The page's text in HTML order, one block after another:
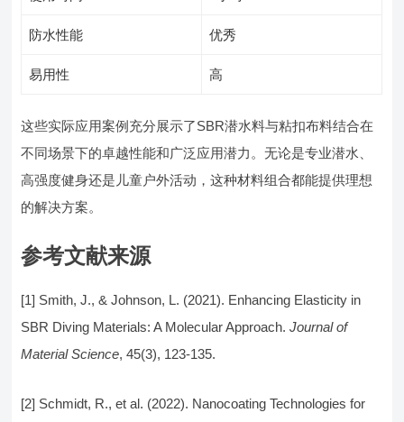
防水性能 优秀
易用性 高
这些实际应用案例充分展示了SBR潜水料与粘扣布料结合在
不同场景下的卓越性能和广泛应用潜力。无论是专业潜水、
高强度健身还是儿童户外活动，这种材料组合都能提供理想
的解决方案。
参考文献来源
[1] Smith, J., & Johnson, L. (2021). Enhancing Elasticity in
SBR Diving Materials: A Molecular Approach.Journal of
Material Science, 45(3), 123-135.
[2] Schmidt, R., et al. (2022). Nanocoating Technologies for